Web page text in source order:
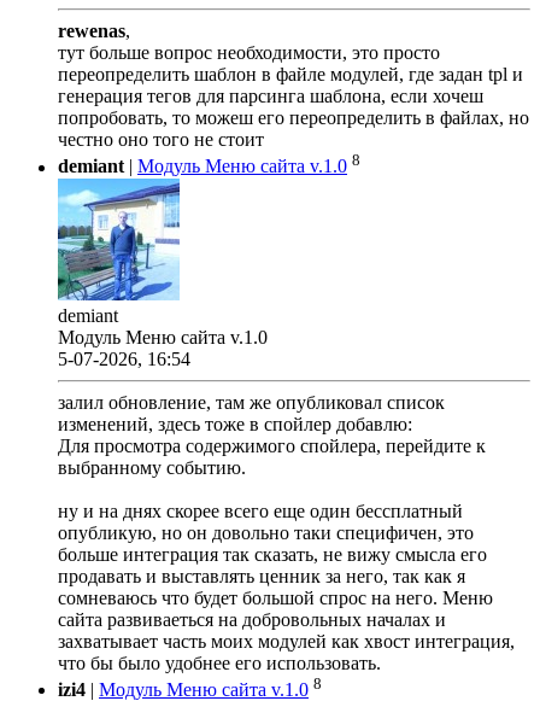
rewenas,
тут больше вопрос необходимости, это просто
переопределить шаблон в файле модулей, где задан tpl и
генерация тегов для парсинга шаблона, если хочеш
попробовать, то можеш его переопределить в файлах, но
честно оно того не стоит
demiant| Модуль Меню сайта v.1.0 8
demiant
Модуль Меню сайта v.1.0
5-07-2026, 16:54
залил обновление, там же опубликовал список
изменений, здесь тоже в спойлер добавлю:
Для просмотра содержимого спойлера, перейдите к
выбранному событию.
ну и на днях скорее всего еще один бессплатный
опубликую, но он довольно таки специфичен, это
больше интеграция так сказать, не вижу смысла его
продавать и выставлять ценник за него, так как я
сомневаюсь что будет большой спрос на него. Меню
сайта развиваеться на добровольных началах и
захватывает часть моих модулей как хвост интеграция,
что бы было удобнее его использовать.
izi4 | Модуль Меню сайта v.1.0 8